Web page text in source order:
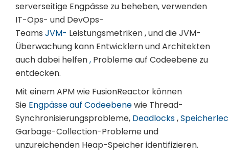
serverseitige Engpässe zu beheben, verwenden
IT-Ops- und DevOps-
Teams JVM- Leistungsmetriken , und die JVM-
Überwachung kann Entwicklern und Architekten
auch dabei helfen, Probleme auf Codeebene zu
entdecken.
Mit einem APM wie FusionReactor können
Sie Engpässe auf Codeebenewie Thread-
Synchronisierungsprobleme, Deadlocks,
Garbage-Collection-Probleme und
unzureichenden Heap-Speicher identifizieren.